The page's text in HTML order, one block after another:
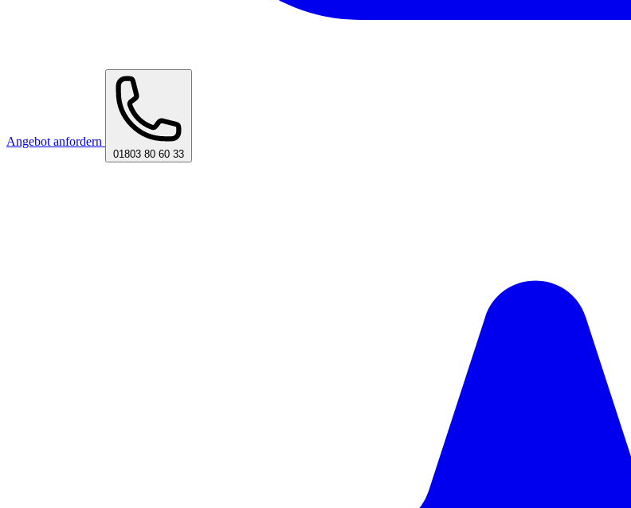
Angebot anfordern
01803 80 60 33